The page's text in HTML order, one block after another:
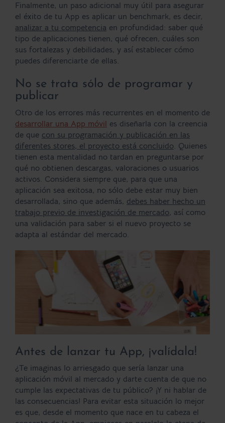
Finalmente, un paso adicional muy útil para asegurar
el éxito de tu App es aplicar un benchmark, es decir,
analizar a tu competencia en profundidad: saber qué
tipo de aplicaciones tienen, qué ofrecen, cuáles son
sus fortalezas y debilidades, y así establecer cómo
puedes diferenciarte de ellas.
No se trata sólo de programar y
publicar
Otro de los errores más recurrentes en el momento de
desarrollar una App móvil es diseñarla con la creencia
de que con su programación y publicación en las
diferentes stores, el proyecto está concluido. Quienes
tienen esta mentalidad no tardan en preguntarse por
qué no obtienen descargas, valoraciones o usuarios
activos. Considera siempre que, para que una
aplicación sea exitosa, no sólo debe estar muy bien
desarrollada, sino que además, debes haber hecho un
trabajo previo de investigación de mercado, así como
una validación para saber si el nuevo proyecto se
adapta al estándar del mercado.
Antes de lanzar tu App, ¡valídala!
¿Te imaginas lo arriesgado que sería lanzar una
aplicación móvil al mercado y darte cuenta de que no
cumple las expectativas de tu público? ¡Y ni hablar de
las consecuencias! Para evitar esta situación lo mejor
es que, desde el momento que nace en tu cabeza el